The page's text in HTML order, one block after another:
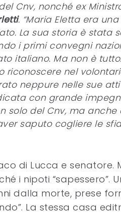
Cnv, nonché ex
. “Maria Eletta era
La sua storia è stata
i primi convegni
italiano. Ma non è
riconoscere nel
neppure nelle sue
con grande
solo del Cnv, ma anche
saputo cogliere le
di Lucca e senatore.
i nipoti “sapessero”.
dalla morte, prese
La stessa casa